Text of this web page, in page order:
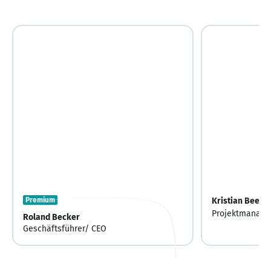
Premium
Roland Becker
Geschäftsführer/ CEO
Kristian Beeke